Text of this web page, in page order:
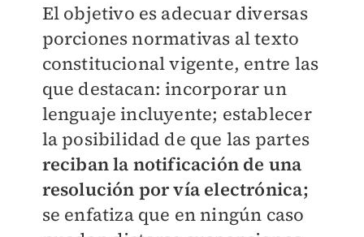
El objetivo es adecuar diversas
porciones normativas al texto
constitucional vigente, entre las
que destacan: incorporar un
lenguaje incluyente; establecer
la posibilidad de que las partes
reciban la notificación de una
resolución por vía electrónica;
se enfatiza que en ningún caso